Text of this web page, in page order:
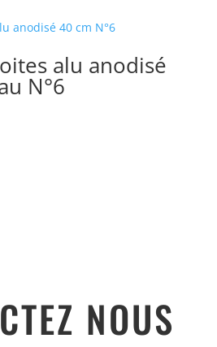
alu anodisé
N°6
NOUS